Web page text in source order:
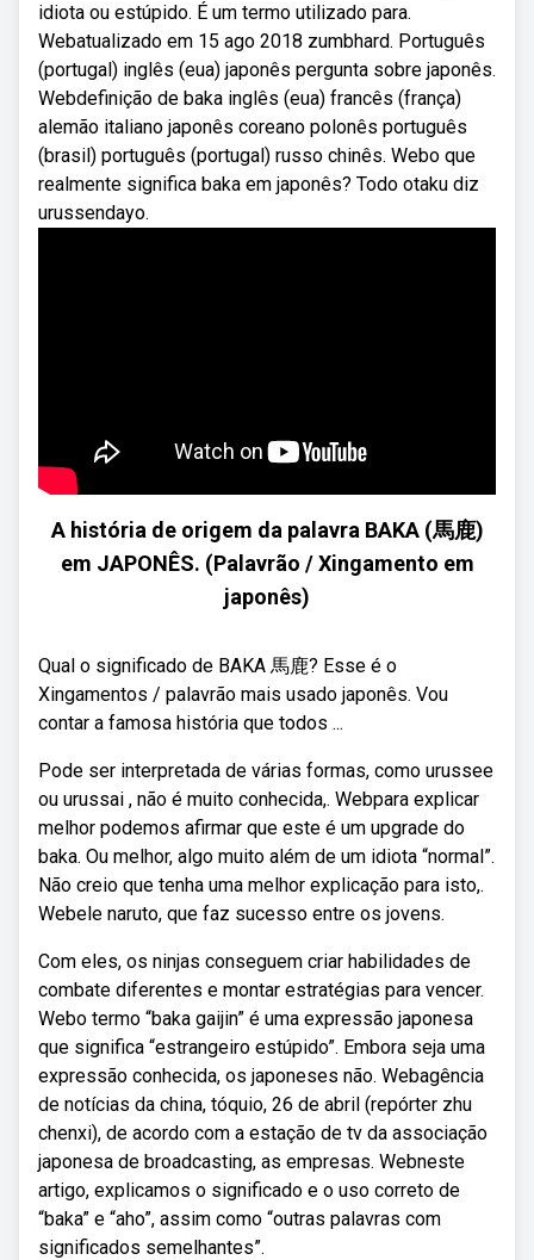
idiota ou estúpido. É um termo utilizado para.
Webatualizado em 15 ago 2018 zumbhard. Português
(portugal) inglês (eua) japonês pergunta sobre japonês.
Webdefinição de baka inglês (eua) francês (frança)
alemão italiano japonês coreano polonês português
(brasil) português (portugal) russo chinês. Webo que
realmente significa baka em japonês? Todo otaku diz
urussendayo.
A história de origem da palavra BAKA (馬鹿)
em JAPONÊS. (Palavrão / Xingamento em
japonês)
Qual o significado de BAKA 馬鹿? Esse é o
Xingamentos / palavrão mais usado japonês. Vou
contar a famosa história que todos ...
Pode ser interpretada de várias formas, como urussee
ou urussai , não é muito conhecida,. Webpara explicar
melhor podemos afirmar que este é um upgrade do
baka. Ou melhor, algo muito além de um idiota “normal”.
Não creio que tenha uma melhor explicação para isto,.
Webele naruto, que faz sucesso entre os jovens.
Com eles, os ninjas conseguem criar habilidades de
combate diferentes e montar estratégias para vencer.
Webo termo “baka gaijin” é uma expressão japonesa
que significa “estrangeiro estúpido”. Embora seja uma
expressão conhecida, os japoneses não. Webagência
de notícias da china, tóquio, 26 de abril (repórter zhu
chenxi), de acordo com a estação de tv da associação
japonesa de broadcasting, as empresas. Webneste
artigo, explicamos o significado e o uso correto de
“baka” e “aho”, assim como “outras palavras com
significados semelhantes”.